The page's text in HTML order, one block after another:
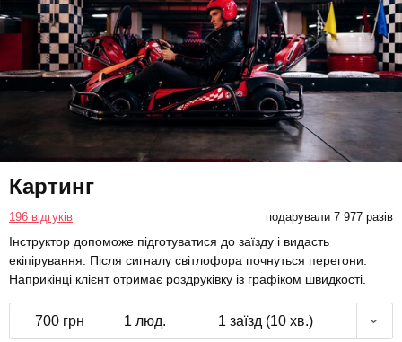
Картинг
196 відгуків подарували 7 977 разів
Інструктор допоможе підготуватися до заїзду і видасть
екіпірування. Після сигналу світлофора почнуться перегони.
Наприкінці клієнт отримає роздруківку із графіком швидкості.
700 грн 1 люд. 1 заїзд (10 хв.)